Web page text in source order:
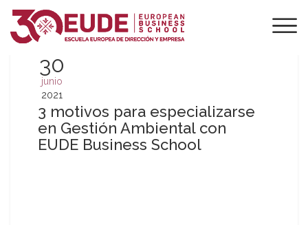
30
junio
2021
3 motivos para especializarse
en Gestión Ambiental con
EUDE Business School